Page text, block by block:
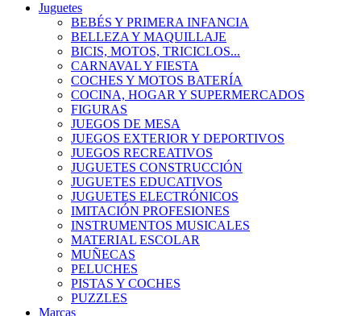
Juguetes
BEBÉS Y PRIMERA INFANCIA
BELLEZA Y MAQUILLAJE
BICIS, MOTOS, TRICICLOS...
CARNAVAL Y FIESTA
COCHES Y MOTOS BATERÍA
COCINA, HOGAR Y SUPERMERCADOS
FIGURAS
JUEGOS DE MESA
JUEGOS EXTERIOR Y DEPORTIVOS
JUEGOS RECREATIVOS
JUGUETES CONSTRUCCIÓN
JUGUETES EDUCATIVOS
JUGUETES ELECTRÓNICOS
IMITACIÓN PROFESIONES
INSTRUMENTOS MUSICALES
MATERIAL ESCOLAR
MUÑECAS
PELUCHES
PISTAS Y COCHES
PUZZLES
Marcas